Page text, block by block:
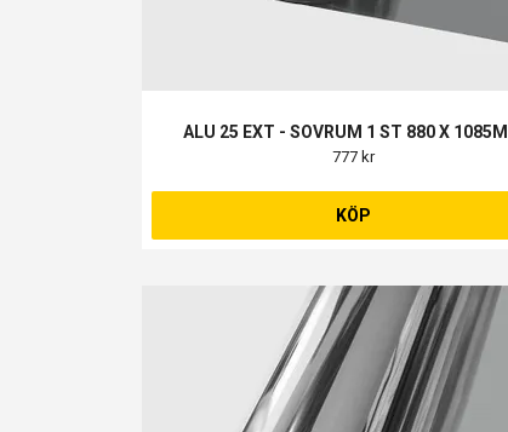
ALU 25 EXT - SOVRUM 1 ST 880 X
777 kr
KÖP